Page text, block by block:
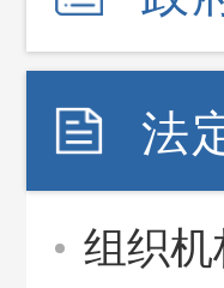
法
组织机